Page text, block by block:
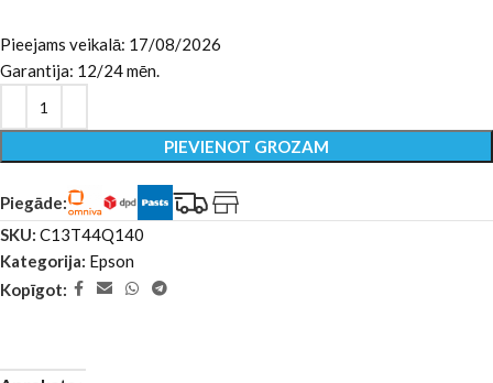
Pieejams veikalā: 17/08/2026
Garantija: 12/24 mēn.
PIEVIENOT GROZAM
Piegāde:
SKU: C13T44Q140
Kategorija: Epson
Kopīgot: